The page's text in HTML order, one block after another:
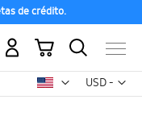
de crédito.
USD -
dólar
Mi carrito